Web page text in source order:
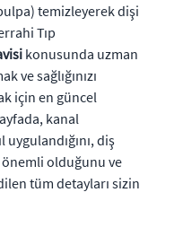
temizleyerek dişi
Tıp
konusunda uzman
ve sağlığınızı
için en güncel
kanal
diş
olduğunu ve
tüm detayları sizin